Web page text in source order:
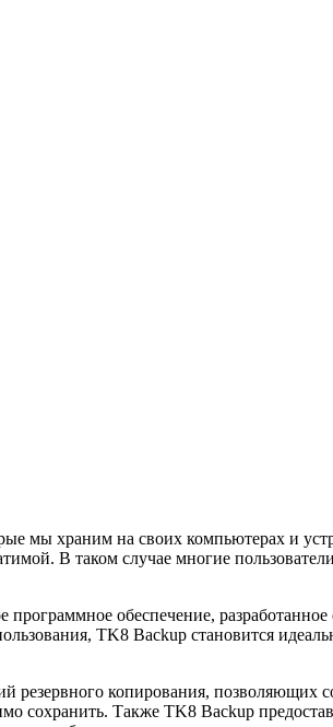
мы храним на своих компьютерах и
В таком случае многие
обеспечение,
TK8 Backup становится
копирования, позволяющих
Также TK8 Backup